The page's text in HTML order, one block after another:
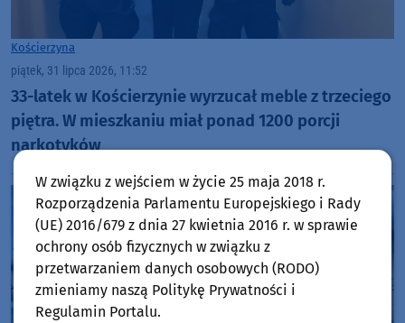
Kościerzyna
piątek, 31 lipca 2026, 11:52
33-latek w Kościerzynie wyrzucał meble z trzeciego
piętra. W mieszkaniu miał ponad 1200 porcji
narkotyków
W związku z wejściem w życie 25 maja 2018 r.
Rozporządzenia Parlamentu Europejskiego i Rady
(UE) 2016/679 z dnia 27 kwietnia 2016 r. w sprawie
ochrony osób fizycznych w związku z
przetwarzaniem danych osobowych (RODO)
zmieniamy naszą Politykę Prywatności i
Regulamin Portalu.